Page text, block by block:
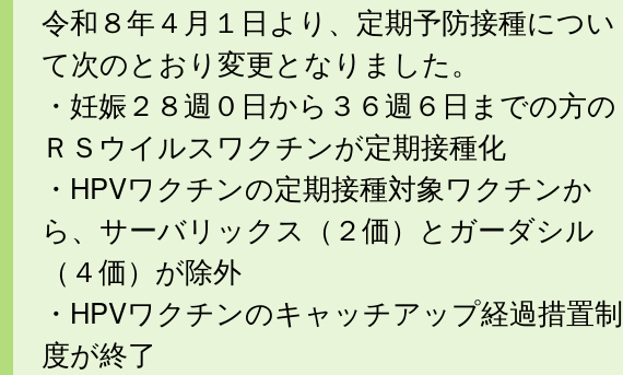
令和８年４月１日より、定期予防接種につい
て次のとおり変更となりました。
・妊娠２８週０日から３６週６日までの方の
ＲＳウイルスワクチンが定期接種化
・HPVワクチンの定期接種対象ワクチンか
ら、サーバリックス（２価）とガーダシル
（４価）が除外
・HPVワクチンのキャッチアップ経過措置制
度が終了